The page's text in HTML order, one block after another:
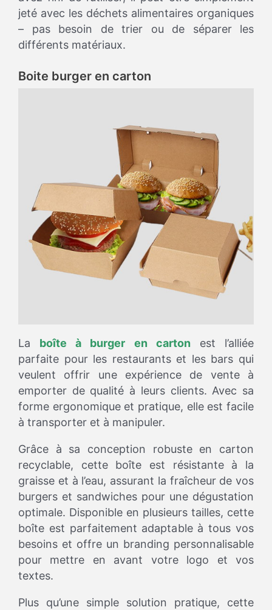
jeté avec les déchets alimentaires organiques
– pas besoin de trier ou de séparer les
différents matériaux.
Boite burger en carton
La boîte à burger en cartonest l’alliée
parfaite pour les restaurants et les bars qui
veulent offrir une expérience de vente à
emporter de qualité à leurs clients. Avec sa
forme ergonomique et pratique, elle est facile
à transporter et à manipuler.
Grâce à sa conception robuste en carton
recyclable, cette boîte est résistante à la
graisse et à l’eau, assurant la fraîcheur de vos
burgers et sandwiches pour une dégustation
optimale. Disponible en plusieurs tailles, cette
boîte est parfaitement adaptable à tous vos
besoins et offre un branding personnalisable
pour mettre en avant votre logo et vos
textes.
Plus qu’une simple solution pratique, cette